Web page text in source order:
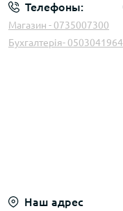
Телефоны:
Магазин - 0735007300
Бухгалтерія- 0503041964
Наш адрес